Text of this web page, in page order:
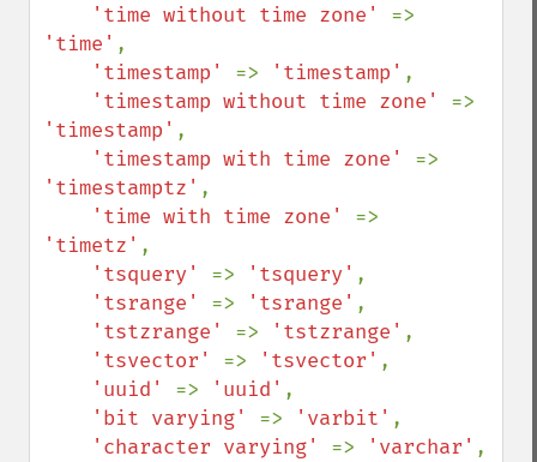
'time without time zone'
'time' ,
'timestamp' => 'timestamp' ,
'timestamp without time zone'
'timestamp' ,
'timestamp with time zone'
'timestamptz' ,
'time with time zone'
'timetz' ,
'tsquery' => 'tsquery' ,
'tsrange' => 'tsrange' ,
'tstzrange' => 'tstzrange' ,
'tsvector' => 'tsvector' ,
'uuid' => 'uuid' ,
'bit varying' => 'varbit' ,
'character varying' => 'varchar' ,